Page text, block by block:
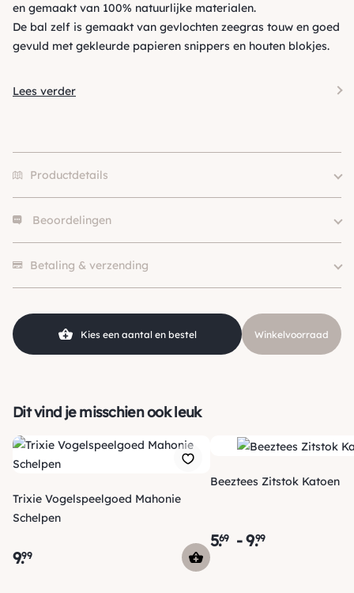
en gemaakt van 100% natuurlijke materialen.
De bal zelf is gemaakt van gevlochten zeegras touw en goed
gevuld met gekleurde papieren snippers en houten blokjes.
Lees verder
Productdetails
Merk
SKU
210000005044
Beoordelingen
Betaling & verzending
Kies een aantal en bestel Winkelvoorraad
Dit vind je misschien ook leuk
Trixie Vogelspeelgoed Mahonie
Schelpen
9.99
Beeztees Zitstok Katoen
5.69 -9.99